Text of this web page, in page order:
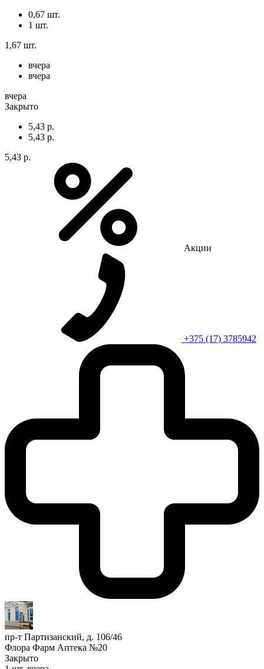
0,67 шт.
1 шт.
1,67 шт.
вчера
вчера
вчера
Закрыто
5,43 р.
5,43 р.
5,43 р.
Акции
+375 (17) 3785942
пр-т Партизанский, д. 106/46
Флора Фарм Аптека №20
Закрыто